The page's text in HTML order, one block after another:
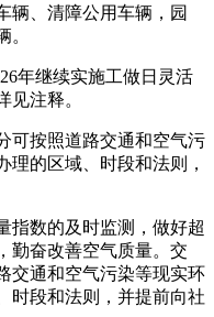
辆、清障公用车辆，园
。
年继续实施工做日灵活
见注释。
按照道路交通和空气污
理的区域、时段和法则，
数的及时监测，做好超
勤奋改善空气质量。交
交通和空气污染等现实环
时段和法则，并提前向社